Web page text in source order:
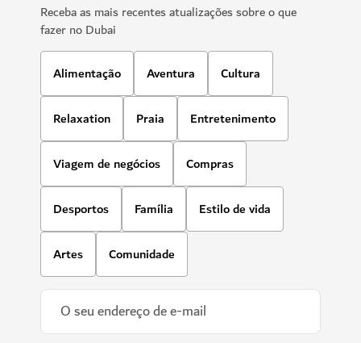
Receba as mais recentes atualizações sobre o que
fazer no Dubai
Alimentação Aventura Cultura
Relaxation Praia Entretenimento
Viagem de negócios Compras
Desportos Família Estilo de vida
Artes Comunidade